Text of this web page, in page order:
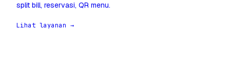
split bill, reservasi, QR menu.
Lihat layanan →